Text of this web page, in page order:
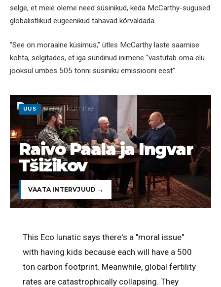
selge, et meie oleme need süsinikud, keda McCarthy-sugused
globalistlikud eugeenikud tahavad kõrvaldada.
“See on moraalne küsimus,” ütles McCarthy laste saamise
kohta, selgitades, et iga sündinud inimene “vastutab oma elu
jooksul umbes 505 tonni süsiniku emissiooni eest”.
UUS
Raivo Paala ja Ingvar
Tšižikov
VAATA INTERVJUUD
This Eco lunatic says there's a "moral issue"
with having kids because each will have a 500
ton carbon footprint. Meanwhile, global fertility
rates are catastrophically collapsing. They